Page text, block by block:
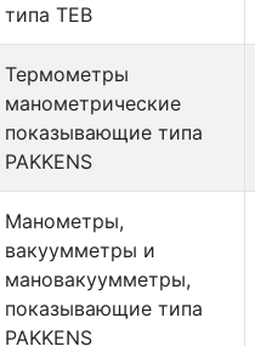
типа ТЕВ
Термометры
манометрические
показывающие типа
PAKKENS
Манометры,
вакуумметры и
мановакуумметры,
показывающие типа
PAKKENS